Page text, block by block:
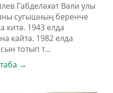
Габделәхәт Вәли улы
сугышның беренче
китә. 1943 елда
кайта. 1982 елда
тотып т...
→